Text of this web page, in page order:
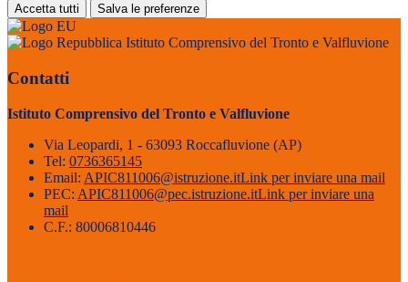
Accetta tutti Salva le preferenze
Istituto Comprensivo del Tronto e Valfluvione
Contatti
Istituto Comprensivo del Tronto e Valfluvione
Via Leopardi, 1 - 63093 Roccafluvione (AP)
Tel: 0736365145
Email: APIC811006@istruzione.itLink per inviare una mail
PEC: APIC811006@pec.istruzione.itLink per inviare una
mail
C.F.: 80006810446